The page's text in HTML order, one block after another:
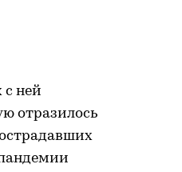
ней
отразилось